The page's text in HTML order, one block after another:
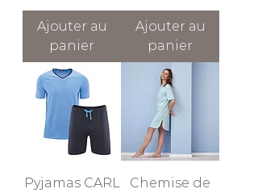
Ajouter au
panier
Ajouter au
panier
Pyjamas CARL
Chemise de